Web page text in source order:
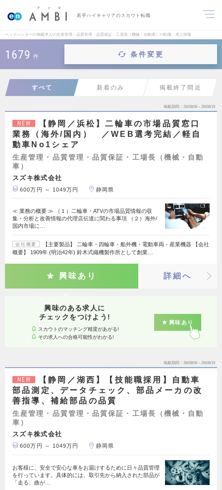
若手ハイキャリアのスカウト転職
ヘッドハンターの掲載求人の生産管理・品質管理・品質保証・工場長（機械・自動車）の転職・求人情報
1679 件 条件変更
すべて 新着のみ 掲載終了間近
掲載期間 26/08/06～26/08/19
NEW
【静岡／浜松】二輪車の市場品質窓口
業務（海外/国内） ／WEB選考完結／軽自
動車No1シェア
生産管理・品質管理・品質保証・工場長（機械・自動
車）
スズキ株式会社
600万円 ～ 1049万円 静岡県
≪ 業務の概要 ≫ （１）二輪車・ATVの市場品質情報の収
集・分析と改善情報の代理店伝達に関わる事項 （２）海外/
国内市場に…
会社概要
【主要製品】 二輪車・四輪車・船外機・電動車両・産業機器 【会社
概要】 1909年 (明治42年) 鈴木式織機製作所として創業…
興味あり 詳細へ
興味のある求人に
チェックをつけよう!
スカウトのマッチング精度があがる!
その求人への合格可能性がわかる!
興味あり
掲載期間 26/08/06～26/08/19
NEW
【静岡／湖西】【技能職採用】自動車
部品測定、データチェック、部品メーカの改
善指導、補給部品の品質
生産管理・品質管理・品質保証・工場長（機械・自動
車）
スズキ株式会社
600万円 ～ 1049万円 静岡県
お客様に、安全で安心な車をお届けするために日々品質管理
を行っています。具体的には、取引先から納入された部品が
「走る、曲が…